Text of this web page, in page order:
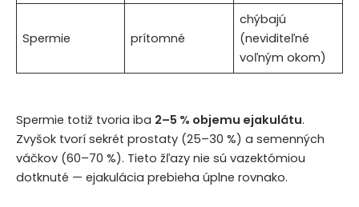
Spermie prítomné
chýbajú
(neviditeľné
voľným okom)
Spermie totiž tvoria iba 2–5 % objemu ejakulátu.
Zvyšok tvorí sekrét prostaty (25–30 %) a semenných
váčkov (60–70 %). Tieto žľazy nie sú vazektómiou
dotknuté — ejakulácia prebieha úplne rovnako.